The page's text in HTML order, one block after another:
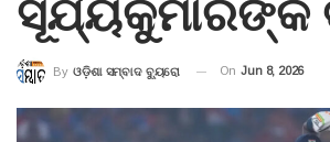
By ଓଡ଼ିଶା ସମ୍ବାଦ ବ୍ୟୁରୋ On Jun 8, 2026